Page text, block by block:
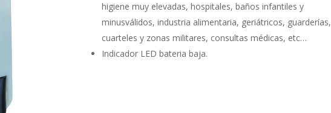
higiene muy elevadas, hospitales, baños infantiles y
minusválidos, industria alimentaria, geriátricos, guarderías,
cuarteles y zonas militares, consultas médicas, etc…
Indicador LED bateria baja.